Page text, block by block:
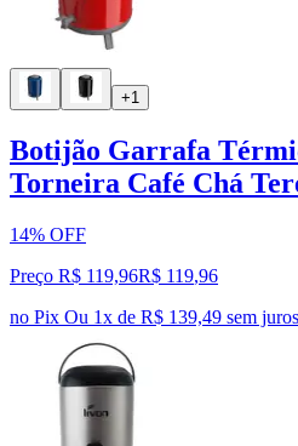
+1
Botijão Garrafa
Torneira Café Chá
14% OFF
Preço R$ 119,96R$ 119,96
no Pix Ou 1x de R$ 139,49 sem juros